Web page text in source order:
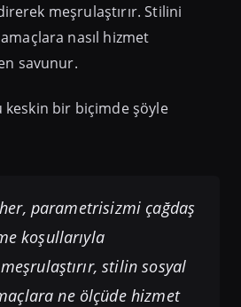
meşrulaştırır. Stilini
nasıl hizmet
savunur.
bir biçimde şöyle
parametrisizmi çağdaş
koşullarıyla
stilin sosyal
ne ölçüde hizmet